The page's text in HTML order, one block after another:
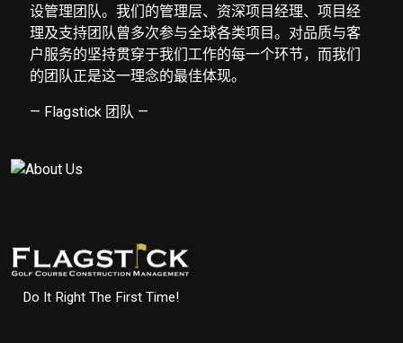
设管理团队。我们的管理层、资深项目经理、项目经
理及支持团队曾多次参与全球各类项目。对品质与客
户服务的坚持贯穿于我们工作的每一个环节，而我们
的团队正是这一理念的最佳体现。
— Flagstick 团队 —
Do It Right The First Time!